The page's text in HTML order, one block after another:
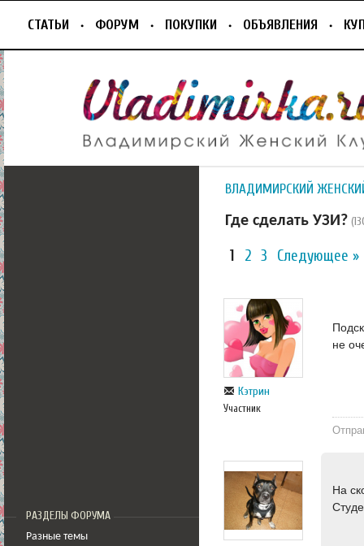
СТАТЬИ ФОРУМ ПОКУПКИ ОБЪЯВЛЕНИЯ
РАЗДЕЛЫ ФОРУМА
Разные темы
ВЛАДИМИРСКИЙ
Где сделать УЗИ?
1 2 3 Следующее »
Кэтрин
Участник
не
На